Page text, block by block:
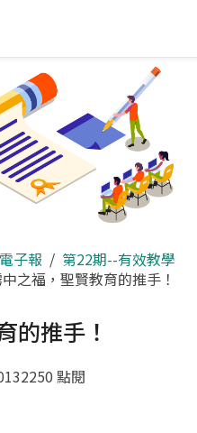
子報
第22期--有效教學
之福，聖賢教育的推手！
的推手！
2250 點閱